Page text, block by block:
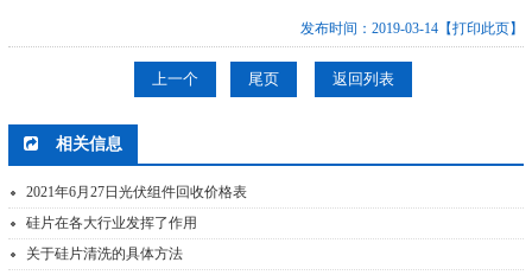
发布时间：2019-03-14 【打印此页】
上一个 尾页 返回列表
相关信息
2021年6月27日光伏组件回收价格表
硅片在各大行业发挥了作用
关于硅片清洗的具体方法